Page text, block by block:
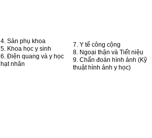
4. Sản phụ khoa
5. Khoa học y sinh
6. Điện quang và y học
hạt nhân
7. Y tế công cộng
8. Ngoại thận và Tiết niệu
9. Chẩn đoán hình ảnh (Kỹ
thuật hình ảnh y học)